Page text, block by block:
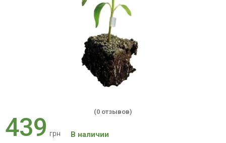
(0 отзывов)
439 грн В наличии